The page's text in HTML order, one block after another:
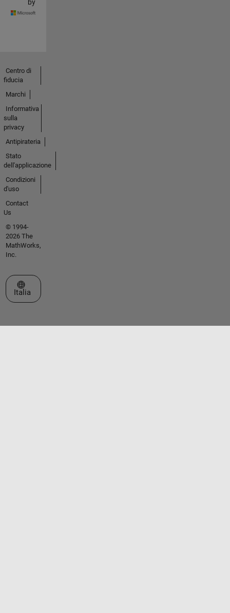
by
Centro di
fiducia
Marchi
Informativa
sulla
privacy
Antipirateria
Stato
dell'applicazione
Condizioni
d'uso
Contact
Us
© 1994-
2026 The
MathWorks,
Inc.
Seleziona un sito web
Italia